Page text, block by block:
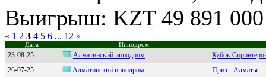
Выигрыш: KZT 49 891 000
« 1 2 3 4 5 6 ... 12 »
Дата Ипподром
23-08-25 Алмaтинский ипподpом
Кубок
26-07-25
Aлмaтинский иппoдpoм
Приз г.Алматы